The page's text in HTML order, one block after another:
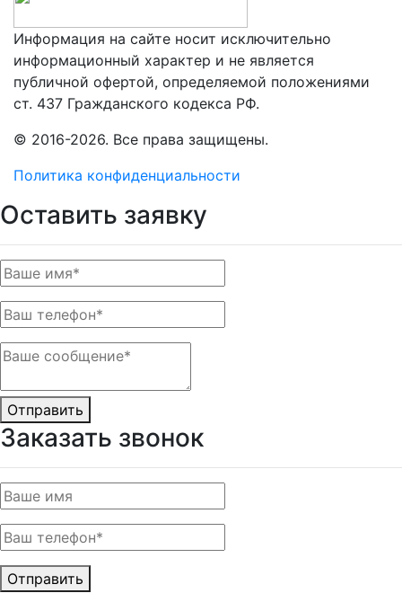
Информация на сайте носит исключительно
информационный характер и не является
публичной офертой, определяемой положениями
ст. 437 Гражданского кодекса РФ.
© 2016-2026. Все права защищены.
Политика конфиденциальности
Оставить заявку
Отправить
Заказать звонок
Отправить